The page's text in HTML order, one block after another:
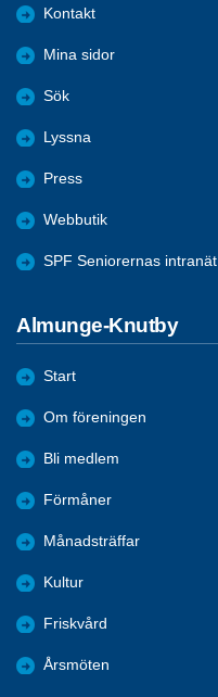
Kontakt
Mina sidor
Sök
Lyssna
Press
Webbutik
SPF Seniorernas intranät
Almunge-Knutby
Start
Om föreningen
Bli medlem
Förmåner
Månadsträffar
Kultur
Friskvård
Årsmöten